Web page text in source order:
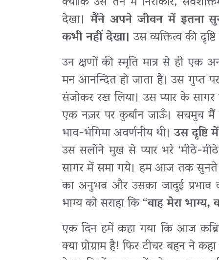
देखा।मैंने अपने जीवन में इतना
कभी नहीं देखा।उस व्यक्तित्व की
उन क्षणों की स्मृति मात्र से ही एक
मन आनन्दित हो जाता है। उस गुप्त
संजोकर रख लिया। उस प्यार के
एक नज़र पर कुर्बान जाऊँ। सचमुच मैं
भाव-भंगिमा अवर्णनीय थी।उस दृष्टि
उस सलोने मुख से प्यार भरे ‘मीठे-
सागर में समा गये। हम आज तक सुनते
का अनुभव और उसका जादुई प्रभाव
भाग्य को सराहा कि “वाह मेरा भाग्य,
एक दिन हमें कहा गया कि आज
क्या प्रोग्राम है! फिर टीचर बहन ने